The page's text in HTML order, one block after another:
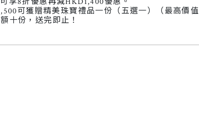
可獲贈精美珠寶禮品一份（五選一）（最高價值
十份，送完即止！